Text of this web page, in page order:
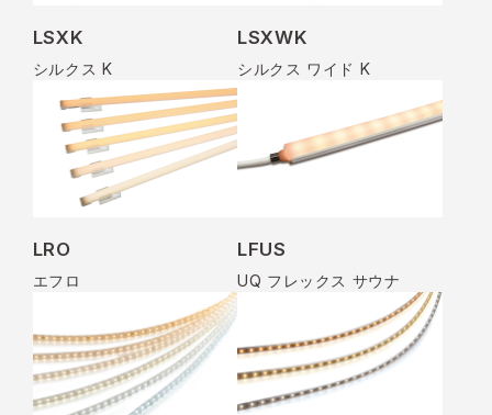
LSXK
シルクス K
LSXWK
シルクス ワイド K
LRO
エフロ
LFUS
UQ フレックス サウナ